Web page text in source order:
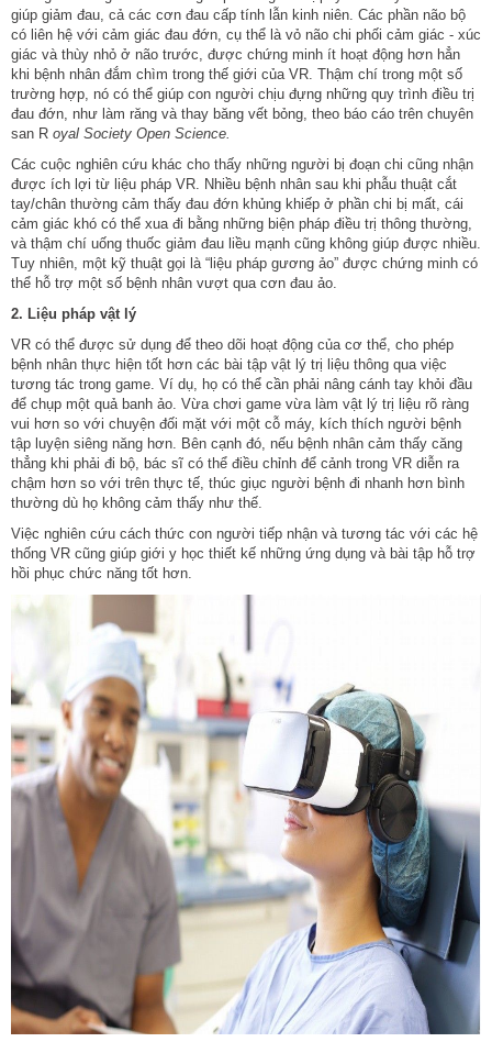
giúp giảm đau, cả các cơn đau cấp tính lẫn kinh niên. Các phần não bộ
có liên hệ với cảm giác đau đớn, cụ thể là vỏ não chi phối cảm giác - xúc
giác và thùy nhỏ ở não trước, được chứng minh ít hoạt động hơn hẳn
khi bệnh nhân đắm chìm trong thế giới của VR. Thậm chí trong một số
trường hợp, nó có thể giúp con người chịu đựng những quy trình điều trị
đau đớn, như làm răng và thay băng vết bỏng, theo báo cáo trên chuyên
san R oyal Society Open Science.
Các cuộc nghiên cứu khác cho thấy những người bị đoạn chi cũng nhận
được ích lợi từ liệu pháp VR. Nhiều bệnh nhân sau khi phẫu thuật cắt
tay/chân thường cảm thấy đau đớn khủng khiếp ở phần chi bị mất, cái
cảm giác khó có thể xua đi bằng những biện pháp điều trị thông thường,
và thậm chí uống thuốc giảm đau liều mạnh cũng không giúp được nhiều.
Tuy nhiên, một kỹ thuật gọi là “liệu pháp gương ảo” được chứng minh có
thể hỗ trợ một số bệnh nhân vượt qua cơn đau ảo.
2. Liệu pháp vật lý
VR có thể được sử dụng để theo dõi hoạt động của cơ thể, cho phép
bệnh nhân thực hiện tốt hơn các bài tập vật lý trị liệu thông qua việc
tương tác trong game. Ví dụ, họ có thể cần phải nâng cánh tay khỏi đầu
để chụp một quả banh ảo. Vừa chơi game vừa làm vật lý trị liệu rõ ràng
vui hơn so với chuyện đối mặt với một cỗ máy, kích thích người bệnh
tập luyện siêng năng hơn. Bên cạnh đó, nếu bệnh nhân cảm thấy căng
thẳng khi phải đi bộ, bác sĩ có thể điều chỉnh để cảnh trong VR diễn ra
chậm hơn so với trên thực tế, thúc giục người bệnh đi nhanh hơn bình
thường dù họ không cảm thấy như thế.
Việc nghiên cứu cách thức con người tiếp nhận và tương tác với các hệ
thống VR cũng giúp giới y học thiết kế những ứng dụng và bài tập hỗ trợ
hồi phục chức năng tốt hơn.